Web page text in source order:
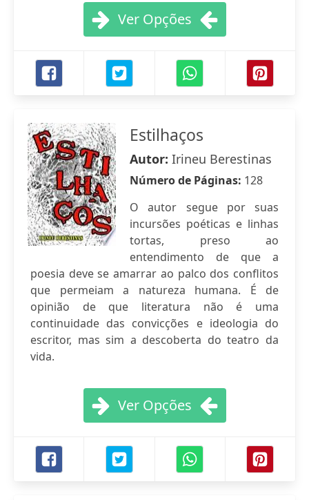
Ver Opções
Estilhaços
Autor: Irineu Berestinas
Número de Páginas: 128
O autor segue por suas
incursões poéticas e linhas
tortas, preso ao
entendimento de que a
poesia deve se amarrar ao palco dos conflitos
que permeiam a natureza humana. É de
opinião de que literatura não é uma
continuidade das convicções e ideologia do
escritor, mas sim a descoberta do teatro da
vida.
Ver Opções